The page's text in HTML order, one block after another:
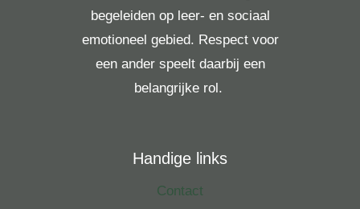
begeleiden op leer- en sociaal
emotioneel gebied. Respect voor
een ander speelt daarbij een
belangrijke rol.
Handige links
Contact